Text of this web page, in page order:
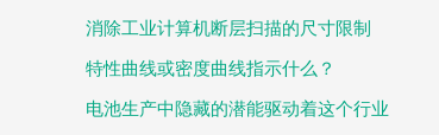
消除工业计算机断层扫描的尺寸限制
特性曲线或密度曲线指示什么？
电池生产中隐藏的潜能驱动着这个行业